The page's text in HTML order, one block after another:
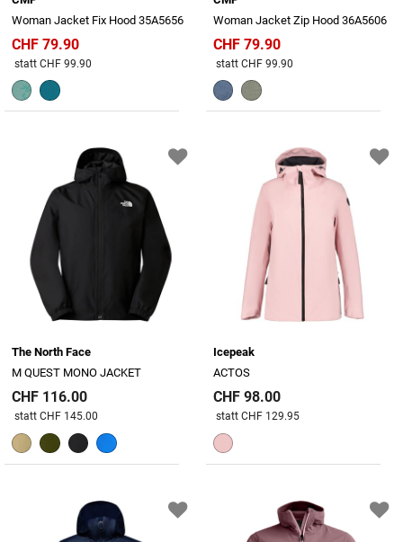
Woman Jacket Fix Hood 35A5656
CHF 79.90
Preis reduziert von
statt CHF 99.90
Woman Jacket Zip Hood 36A5606
CHF 79.90
Preis reduziert von
statt CHF 99.90
The North Face
M QUEST MONO JACKET
CHF 116.00
Preis reduziert von
statt CHF 145.00
Icepeak
ACTOS
CHF 98.00
Preis reduziert von
statt CHF 129.95An